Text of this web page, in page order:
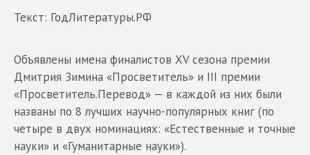
Текст: ГодЛитературы.РФ
Объявлены имена финалистов XV сезона премии
Дмитрия Зимина «Просветитель» и III премии
«Просветитель.Перевод» — в каждой из них были
названы по 8 лучших научно-популярных книг (по
четыре в двух номинациях: «Естественные и точные
науки» и «Гуманитарные науки»).